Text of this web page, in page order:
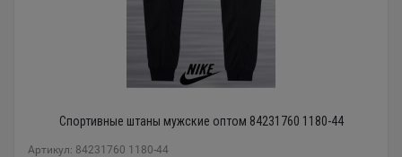
Спортивные штаны мужские оптом 84231760 1180-44
Артикул: 84231760 1180-44